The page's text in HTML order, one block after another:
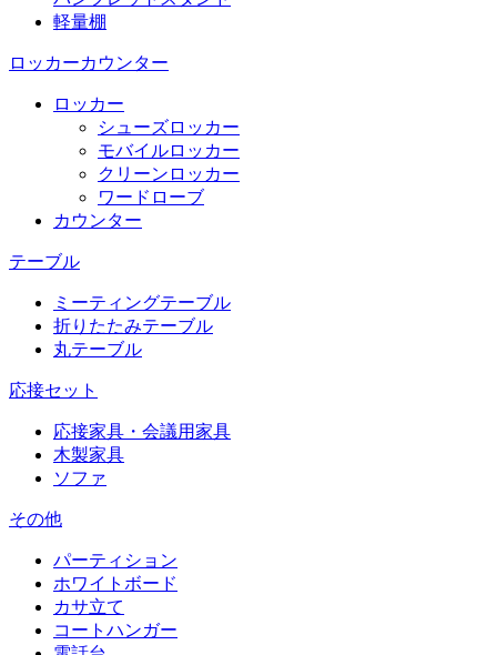
軽量棚
ロッカーカウンター
ロッカー
シューズロッカー
モバイルロッカー
クリーンロッカー
ワードローブ
カウンター
テーブル
ミーティングテーブル
折りたたみテーブル
丸テーブル
応接セット
応接家具・会議用家具
木製家具
ソファ
その他
パーティション
ホワイトボード
カサ立て
コートハンガー